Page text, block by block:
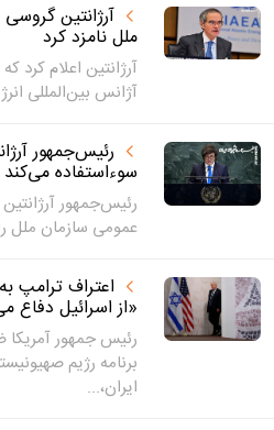
آرژانتین
ملل نامزد کرد
آرژانتین اعلام کرد
آژانس بین‌المللی
رئیس‌جمهور
سوءاستفاده می‌کند
رئیس‌جمهور
عمومی سازمان ملل
اعتراف ترامپ
«از اسرائیل دفاع
رئیس جمهور آمریکا
برنامه رژیم
ایران،...